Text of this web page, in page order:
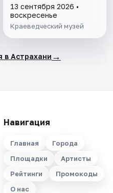
13 сентября 2026 •
воскресенье
Краеведческий музей
в Астрахани →
Навигация
Главная
Города
Площадки
Артисты
Рейтинги
Промокоды
О нас